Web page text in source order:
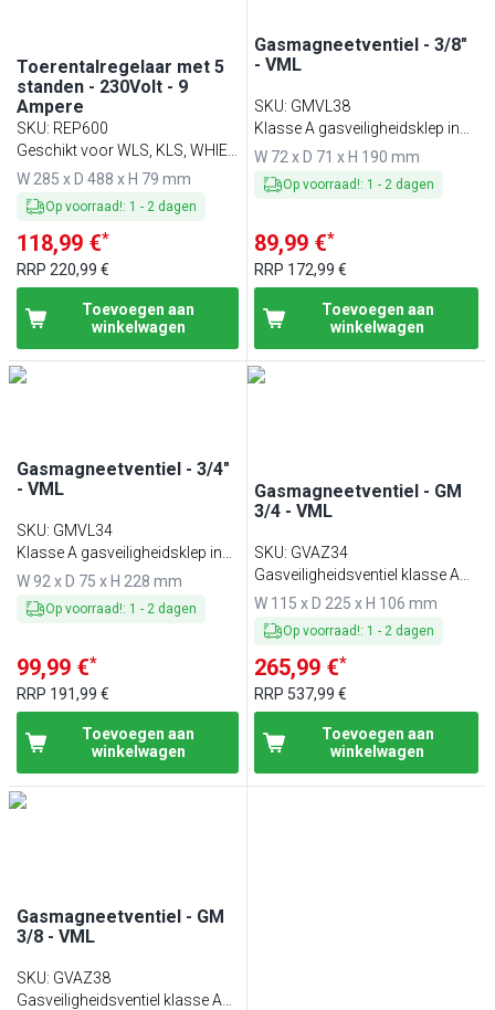
Toerentalregelaar met 5
standen - 230Volt - 9
Ampere
SKU: REP600
Geschikt voor WLS, KLS, WHIE
en KHIE
W 285 x D 488 x H 79 mm
Op voorraad!: 1 - 2 dagen
118,99 €*
RRP 220,99 €
Toevoegen aan
winkelwagen
Gasmagneetventiel - 3/8"
- VML
SKU: GMVL38
Klasse A gasveiligheidsklep in
overeenstemming met EN161
W 72 x D 71 x H 190 mm
Op voorraad!: 1 - 2 dagen
89,99 €*
RRP 172,99 €
Toevoegen aan
winkelwagen
Gasmagneetventiel - 3/4"
- VML
SKU: GMVL34
Klasse A gasveiligheidsklep in
overeenstemming met EN161
W 92 x D 75 x H 228 mm
Op voorraad!: 1 - 2 dagen
99,99 €*
RRP 191,99 €
Toevoegen aan
winkelwagen
Gasmagneetventiel - GM
3/4 - VML
SKU: GVAZ34
Gasveiligheidsventiel klasse A
volgens EN 161
W 115 x D 225 x H 106 mm
Op voorraad!: 1 - 2 dagen
265,99 €*
RRP 537,99 €
Toevoegen aan
winkelwagen
Gasmagneetventiel - GM
3/8 - VML
SKU: GVAZ38
Gasveiligheidsventiel klasse A